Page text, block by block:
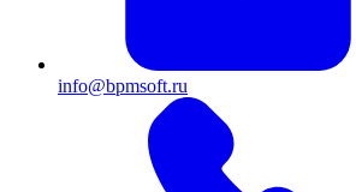
info@bpmsoft.ru